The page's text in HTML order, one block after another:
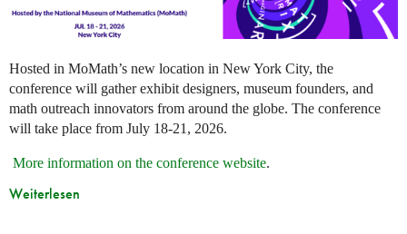
Hosted in MoMath’s new location in New York City, the
conference will gather exhibit designers, museum founders, and
math outreach innovators from around the globe. The conference
will take place from July 18-21, 2026.
More information on the conference website.
Weiterlesen